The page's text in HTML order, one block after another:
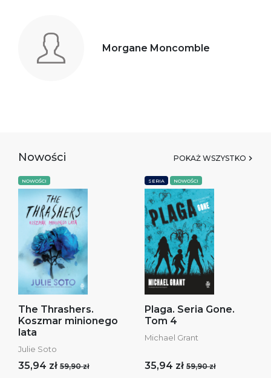
Morgane Moncomble
Nowości POKAŻ WSZYSTKO
NOWOŚCI
The Thrashers.
Koszmar minionego
lata
Julie Soto
35,94 zł 59,90 zł
SERIA NOWOŚCI
Plaga. Seria Gone.
Tom 4
Michael Grant
35,94 zł 59,90 zł